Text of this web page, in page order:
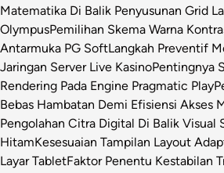
Matematika Di Balik Penyusunan Grid
OlympusPemilihan Skema Warna
Antarmuka PG SoftLangkah Preventif
Jaringan Server Live KasinoPentingnya
Rendering Pada Engine Pragmatic Play
Bebas Hambatan Demi Efisiensi Akses
Pengolahan Citra Digital Di Balik Visual
HitamKesesuaian Tampilan Layout
Layar TabletFaktor Penentu Kestabilan